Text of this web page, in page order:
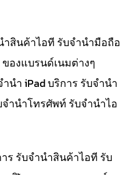
ำสินค้าไอที รับจำนำมือถือ
องแบรนด์เนมต่างๆ
นำ iPad บริการ รับจำนำ
ำนำโทรศัพท์ รับจำนำไอ
ร รับจำนำสินค้าไอที รับ